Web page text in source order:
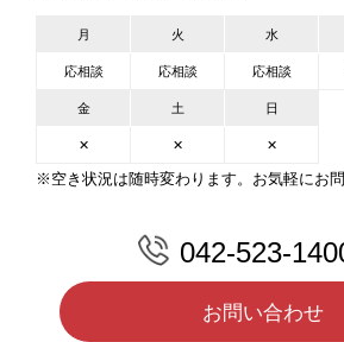
月 火 水
応相談 応相談 応相談
金 土 日
✕ ✕ ✕
※空き状況は随時変わります。お気軽にお
042-523-
お問い合わせ